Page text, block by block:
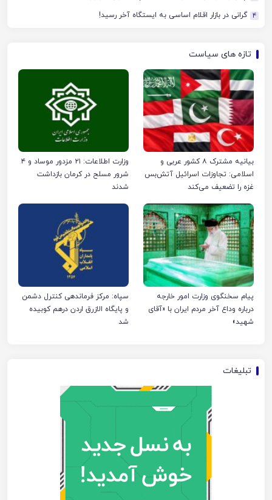
4 گرانی در بازار اقلام اساسی به ایستگاه آخر رسید!
تازه های سیاست
بیانیه مشترک ۸ کشور عربی و
اسلامی: تجاوزات اسرائیل آتش‌بس
غزه را تضعیف می‌کند
وزارت اطلاعات: ۲۱ مزدور موساد و ۴
شرور مسلح در کرمان بازداشت
شدند
پیام سخنگوی وزارت امور خارجه
درباره وداع آخر مردم ایران با «آقای
شهید»
سپاه: مرکز فرماندهی کنترل دشمن
و پایگاه الازرق اردن درهم کوبیده
شد
تبلیغات